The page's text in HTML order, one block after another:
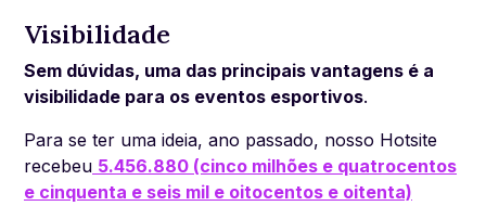
Visibilidade
Sem dúvidas, uma das principais vantagens é a
visibilidade para os eventos esportivos.
Para se ter uma ideia, ano passado, nosso Hotsite
recebeu 5.456.880 (cinco milhões e quatrocentos
e cinquenta e seis mil e oitocentos e oitenta)